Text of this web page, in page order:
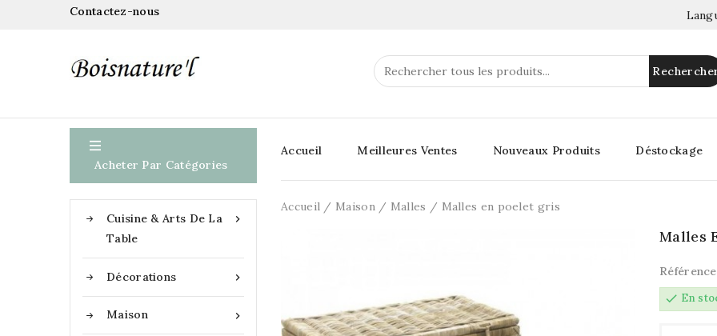
Contactez-nous

Acheter Par Catégories

Cuisine & Arts De La
Table

Décorations

Maison
Accueil Meilleures Ventes Nouveaux Produits Déstockage
Accueil Maison Malles Malles en poelet gris
Malles
Référence
check En